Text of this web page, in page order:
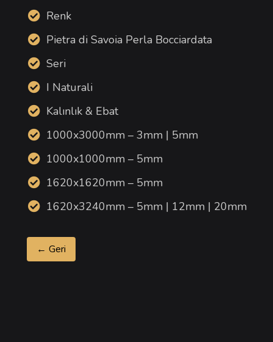
Renk
Pietra di Savoia Perla Bocciardata
Seri
I Naturali
Kalınlık & Ebat
1000x3000mm – 3mm | 5mm
1000x1000mm – 5mm
1620x1620mm – 5mm
1620x3240mm – 5mm | 12mm | 20mm
← Geri